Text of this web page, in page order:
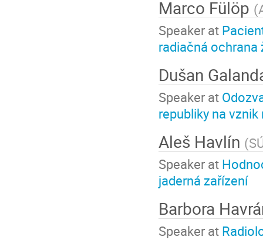
Marco Fülöp (
Speaker at
radiačná
Dušan
Speaker at
republiky na
Aleš Havlín (
Speaker at
jaderná zařízení
Barbora
Speaker at